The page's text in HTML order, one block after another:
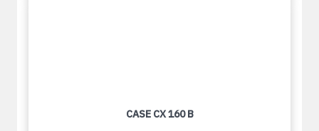
CASE CX 160 B